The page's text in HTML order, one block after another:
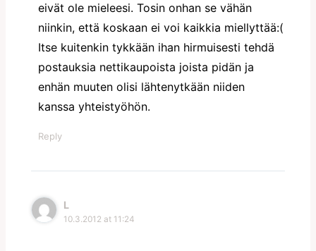
eivät ole mieleesi. Tosin onhan se vähän
niinkin, että koskaan ei voi kaikkia miellyttää:(
Itse kuitenkin tykkään ihan hirmuisesti tehdä
postauksia nettikaupoista joista pidän ja
enhän muuten olisi lähtenytkään niiden
kanssa yhteistyöhön.
Reply
L
10.3.2012 at 11:24